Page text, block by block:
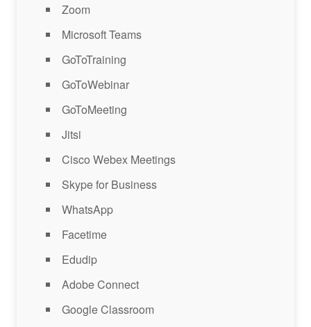
Zoom
Microsoft Teams
GoToTraining
GoToWebinar
GoToMeeting
Jitsi
Cisco Webex Meetings
Skype for Business
WhatsApp
Facetime
Edudip
Adobe Connect
Google Classroom